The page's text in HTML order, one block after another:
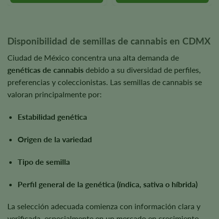
page
page
Disponibilidad de semillas de cannabis en CDMX
Ciudad de México concentra una alta demanda de
genéticas de cannabis debido a su diversidad de perfiles,
preferencias y coleccionistas. Las semillas de cannabis se
valoran principalmente por:
Estabilidad genética
Origen de la variedad
Tipo de semilla
Perfil general de la genética (índica, sativa o híbrida)
La selección adecuada comienza con información clara y